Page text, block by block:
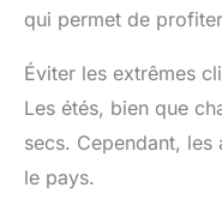
qui permet de
Éviter les extrêmes
Les étés, bien que
secs. Cependant,
le pays.